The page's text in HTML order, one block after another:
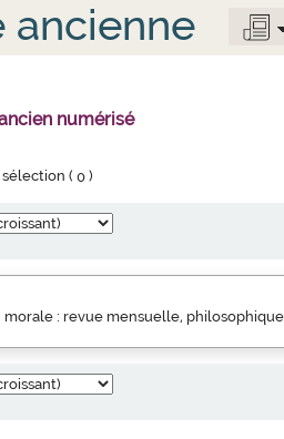
ancienne
numérisé
sélection (0 )
morale : revue mensuelle,